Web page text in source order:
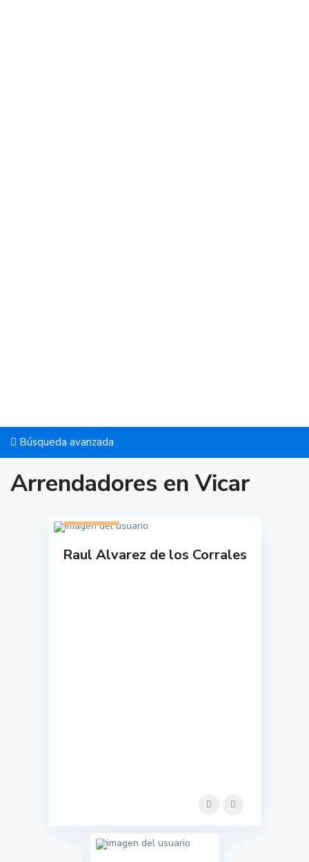
Búsqueda avanzada
Arrendadores en Vicar
Raul Alvarez de los Corrales